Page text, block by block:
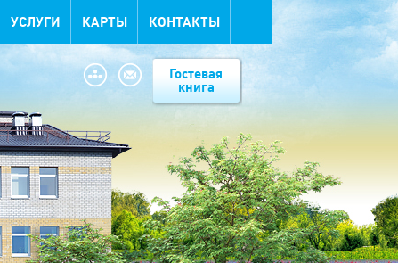
УСЛУГИ КАРТЫ КОНТАКТЫ
Гостевая
книга